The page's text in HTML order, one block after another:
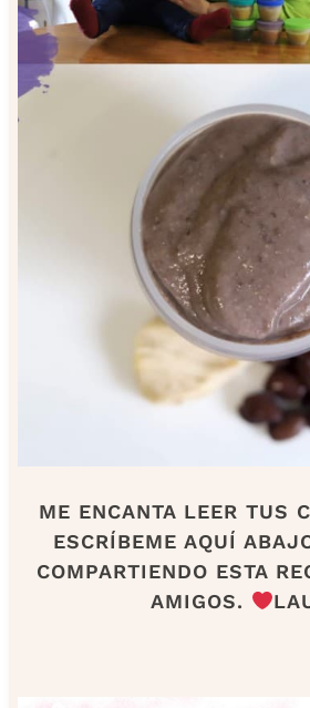
ME ENCANTA LEER TUS
ESCRÍBEME AQUÍ
COMPARTIENDO ESTA
AMIGOS.